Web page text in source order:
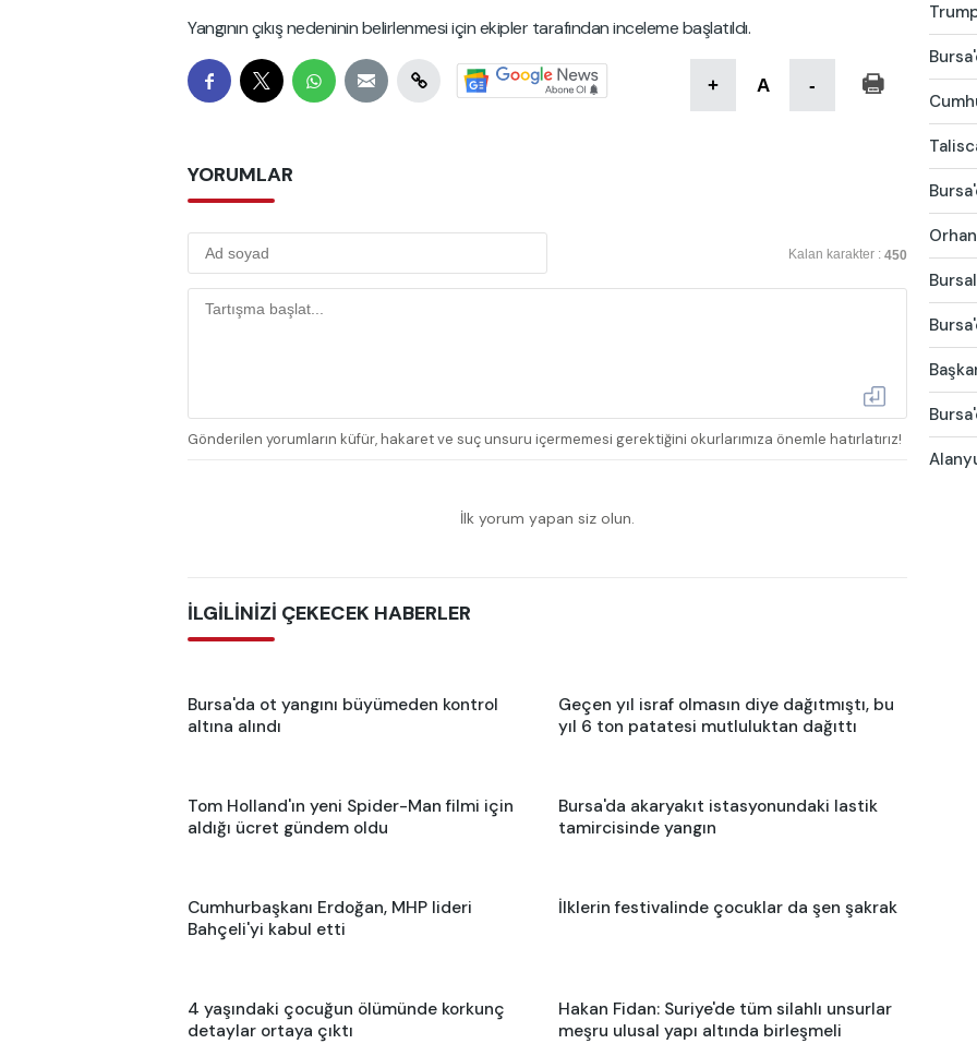
Yangının çıkış nedeninin belirlenmesi için ekipler tarafından inceleme başlatıldı.
+ A -
YORUMLAR
Kalan karakter : 450
Gönderilen yorumların küfür, hakaret ve suç unsuru içermemesi gerektiğini okurlarımıza önemle hatırlatırız!
İlk yorum yapan siz olun.
İLGİLİNİZİ ÇEKECEK HABERLER
Bursa'da ot yangını büyümeden kontrol
altına alındı
Geçen yıl israf olmasın diye dağıtmıştı, bu
yıl 6 ton patatesi mutluluktan dağıttı
Tom Holland'ın yeni Spider-Man filmi için
aldığı ücret gündem oldu
Bursa'da akaryakıt istasyonundaki lastik
tamircisinde yangın
Cumhurbaşkanı Erdoğan, MHP lideri
Bahçeli'yi kabul etti
İlklerin festivalinde çocuklar da şen şakrak
4 yaşındaki çocuğun ölümünde korkunç
detaylar ortaya çıktı
Hakan Fidan: Suriye'de tüm silahlı unsurlar
meşru ulusal yapı altında birleşmeli